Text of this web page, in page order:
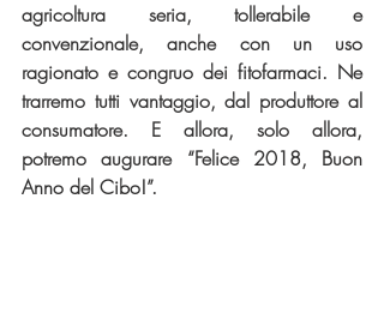
agricoltura seria, tollerabile e
convenzionale, anche con un uso
ragionato e congruo dei fitofarmaci. Ne
trarremo tutti vantaggio, dal produttore al
consumatore. E allora, solo allora,
potremo augurare “Felice 2018, Buon
Anno del Cibo!”.